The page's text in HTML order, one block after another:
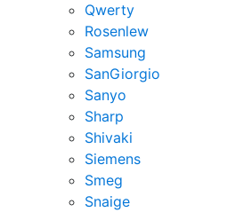
Qwerty
Rosenlew
Samsung
SanGiorgio
Sanyo
Sharp
Shivaki
Siemens
Smeg
Snaige